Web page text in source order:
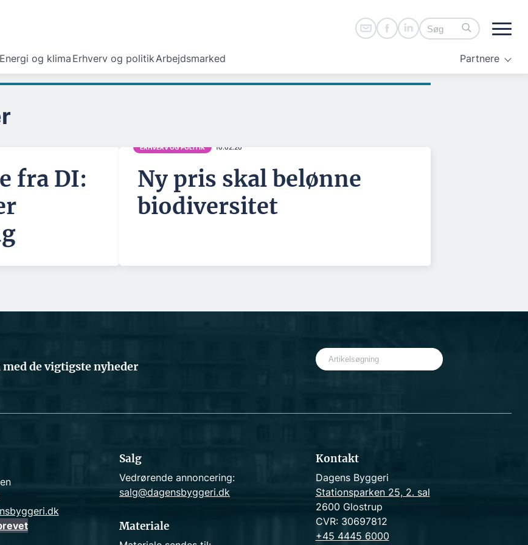
Energi og klima Erhverv og politikArbejdsmarked Partnere
fra DI:
ERHVERV OG POLITIK 10.02.20
Ny pris skal belønne
biodiversitet
de vigtigste nyheder
S
e
c
Salg
Vedrørende annoncering:
salg@dagensbyggeri.dk
Materiale
Kontakt
Dagens Byggeri
Stationsparken 25, 2. sal
2600 Glostrup
CVR: 30697812
+45 4445 6000